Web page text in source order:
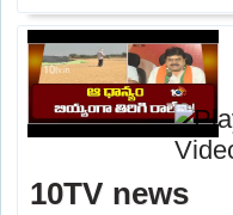
10TV news